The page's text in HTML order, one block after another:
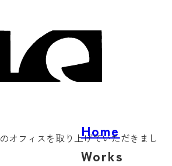
Home
Works
オフィスを取り上げていただきまし